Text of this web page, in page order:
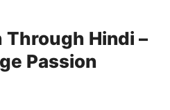
Through Hindi –
Passion